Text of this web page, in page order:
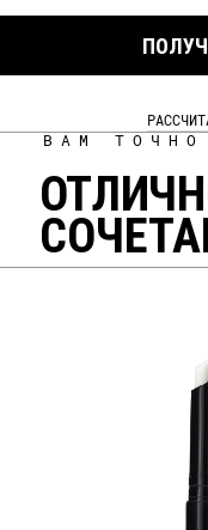
ВАМ ТОЧНО